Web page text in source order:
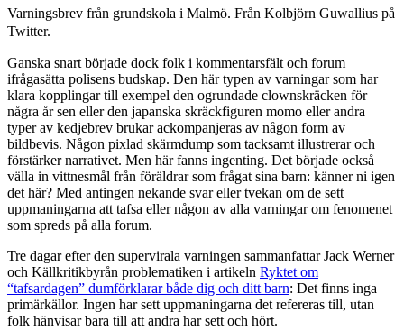
Varningsbrev från grundskola i Malmö. Från Kolbjörn Guwallius på
Twitter.
Ganska snart började dock folk i kommentarsfält och forum
ifrågasätta polisens budskap. Den här typen av varningar som har
klara kopplingar till exempel den ogrundade clownskräcken för
några år sen eller den japanska skräckfiguren momo eller andra
typer av kedjebrev brukar ackompanjeras av någon form av
bildbevis. Någon pixlad skärmdump som tacksamt illustrerar och
förstärker narrativet. Men här fanns ingenting. Det började också
välla in vittnesmål från föräldrar som frågat sina barn: känner ni igen
det här? Med antingen nekande svar eller tvekan om de sett
uppmaningarna att tafsa eller någon av alla varningar om fenomenet
som spreds på alla forum.
Tre dagar efter den supervirala varningen sammanfattar Jack Werner
och Källkritikbyrån problematiken i artikeln Ryktet om
“tafsardagen” dumförklarar både dig och ditt barn: Det finns inga
primärkällor. Ingen har sett uppmaningarna det refereras till, utan
folk hänvisar bara till att andra har sett och hört.